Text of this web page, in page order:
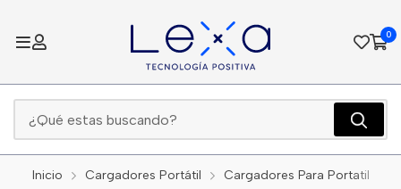
0
Inicio Cargadores Portátil Cargadores Para Portatil